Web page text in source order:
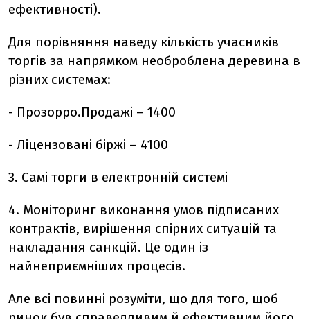
ефективності).
Для порівняння наведу кількість учасників
торгів за напрямком необроблена деревина в
різних системах:
- Прозорро.Продажі – 1400
- Ліцензовані біржі – 4100
3. Самі торги в електронній системі
4. Моніторинг виконання умов підписаних
контрактів, вирішення спірних ситуацій та
накладання санкцій. Це один із
найнеприємніших процесів.
Але всі повинні розуміти, що для того, щоб